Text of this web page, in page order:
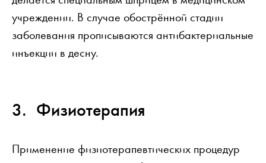
учреждении. В случае обострённой стадии
заболевания прописываются антибактериальные
инъекции в десну.
Физиотерапия
Применение физиотерапевтических процедур